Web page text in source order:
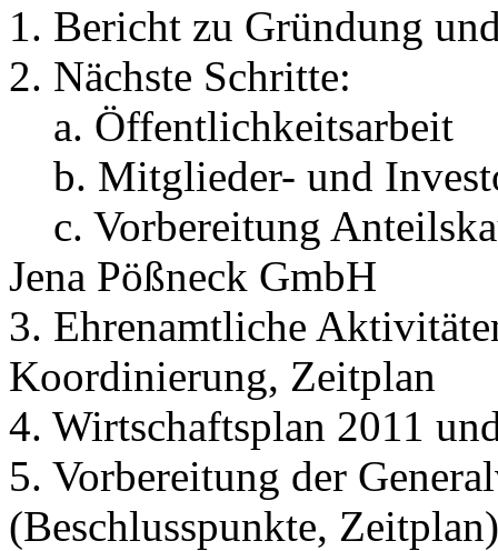
1. Bericht zu Gründung
2. Nächste Schritte:
a. Öffentlichkeitsarbeit
b. Mitglieder- und
c. Vorbereitung
Jena Pößneck GmbH
3. Ehrenamtliche
Koordinierung, Zeitplan
4. Wirtschaftsplan 2011
5. Vorbereitung der
(Beschlusspunkte, Zeitplan)